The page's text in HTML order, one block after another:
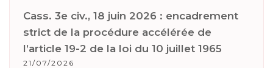
Cass. 3e civ., 18 juin 2026 : encadrement
strict de la procédure accélérée de
l’article 19-2 de la loi du 10 juillet 1965
21/07/2026